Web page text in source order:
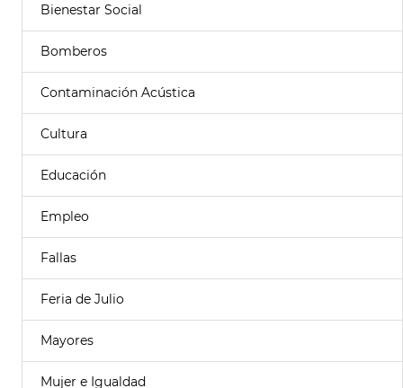
Bienestar Social
Bomberos
Contaminación Acústica
Cultura
Educación
Empleo
Fallas
Feria de Julio
Mayores
Mujer e Igualdad